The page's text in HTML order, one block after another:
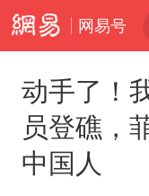
网易号
动手了！
员登礁，
中国人